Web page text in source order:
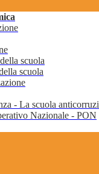
scuola
scuola
- La scuola
Nazionale - PON